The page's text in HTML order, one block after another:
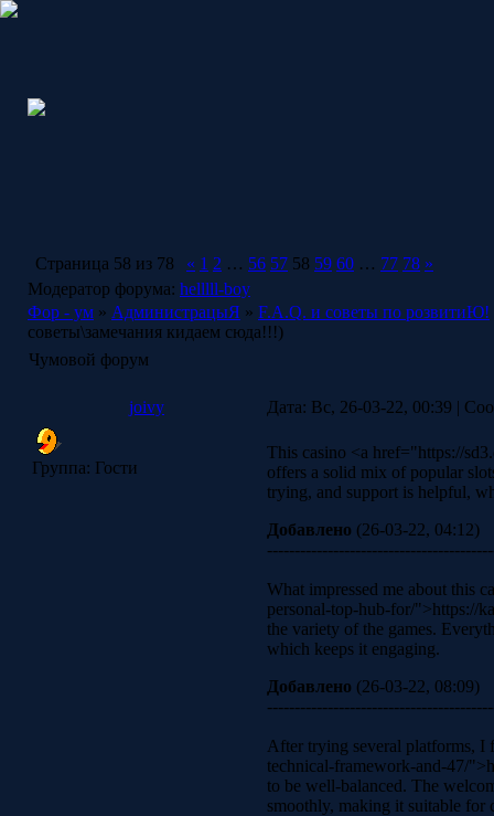
Страница 58 из 78 « 1 2 … 56 57 58 59 60 … 77 78 »
Модератор форума: helllll-boy
Фор - ум » АдминистрацыЯ » F.A.Q. и советы по розвитиЮ!
советы\замечания кидаем сюда!!!)
Чумовой форум
joivy Дата: Вс, 26-03-22, 00:39 |
Группа: Гости
This casino <a href="https://
offers a solid mix of popular
trying, and support is helpful,
Добавлено (26-03-22, 04:12)
What impressed me about this
personal-top-hub-for/">https://
the variety of the games.
which keeps it engaging.
Добавлено (26-03-22, 08:09)
After trying several platforms, I
technical-framework-and-47/
to be well-balanced. The
smoothly, making it suitable for